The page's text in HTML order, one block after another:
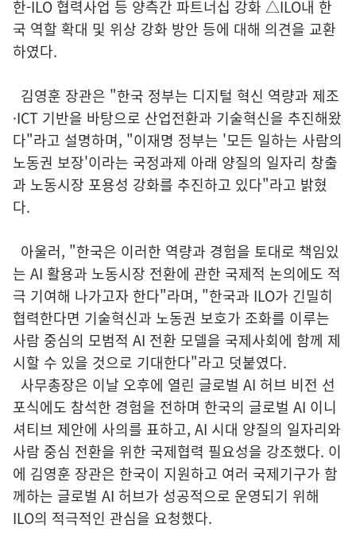
한-ILO 협력사업 등 양측간 파트너십 강화 △ILO내 한
국 역할 확대 및 위상 강화 방안 등에 대해 의견을 교환
하였다.
김영훈 장관은 "한국 정부는 디지털 혁신 역량과 제조
·ICT 기반을 바탕으로 산업전환과 기술혁신을 추진해왔
다"라고 설명하며, "이재명 정부는 '모든 일하는 사람의
노동권 보장'이라는 국정과제 아래 양질의 일자리 창출
과 노동시장 포용성 강화를 추진하고 있다"라고 밝혔
다.
아울러, "한국은 이러한 역량과 경험을 토대로 책임있
는 AI 활용과 노동시장 전환에 관한 국제적 논의에도 적
극 기여해 나가고자 한다"라며, "한국과 ILO가 긴밀히
협력한다면 기술혁신과 노동권 보호가 조화를 이루는
사람 중심의 모범적 AI 전환 모델을 국제사회에 함께 제
시할 수 있을 것으로 기대한다"라고 덧붙였다.
사무총장은 이날 오후에 열린 글로벌 AI 허브 비전 선
포식에도 참석한 경험을 전하며 한국의 글로벌 AI 이니
셔티브 제안에 사의를 표하고, AI 시대 양질의 일자리와
사람 중심 전환을 위한 국제협력 필요성을 강조했다. 이
에 김영훈 장관은 한국이 지원하고 여러 국제기구가 함
께하는 글로벌 AI 허브가 성공적으로 운영되기 위해
ILO의 적극적인 관심을 요청했다.